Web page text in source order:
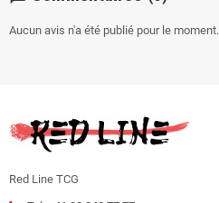
Aucun avis n'a été publié pour le moment.
Red Line TCG